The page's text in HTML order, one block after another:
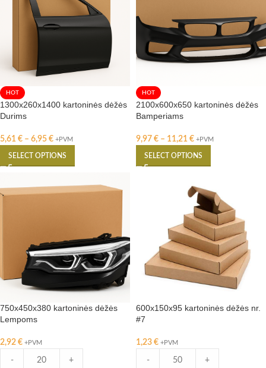
HOT
1300x260x1400 kartoninės dėžės
Durims
5,61 € – 6,95 € +PVM
SELECT OPTIONS
HOT
2100x600x650 kartoninės dėžės
Bamperiams
9,97 € – 11,21 € +PVM
SELECT OPTIONS
750x450x380 kartoninės dėžės
Lempoms
2,92 € +PVM
- +
600x150x95 kartoninės dėžės nr.
#7
1,23 € +PVM
- +